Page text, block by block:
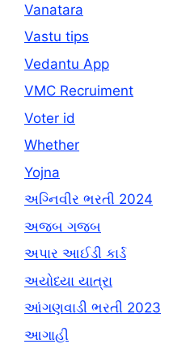
Vanatara
Vastu tips
Vedantu App
VMC Recruiment
Voter id
Whether
Yojna
અગ્નિવીર ભરતી 2024
અજબ ગજબ
અપાર આઈડી કાર્ડ
અયોધ્યા યાત્રા
આંગણવાડી ભરતી 2023
આગાહી